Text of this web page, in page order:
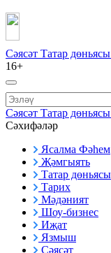
Сәясәт Татар дөньясы
16+
Сәясәт Татар дөньясы
Сәхифәләр
Ясалма Фәһем
Җәмгыять
Татар дөньясы
Тарих
Мәдәният
Шоу-бизнес
Иҗат
Язмыш
Сәясәт